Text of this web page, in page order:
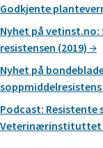
Godkjente
Nyhet på vetinst.no:
resistensen (2019)
Nyhet på
soppmiddelresistens
Podcast: Resistente
Veterinærinstituttet